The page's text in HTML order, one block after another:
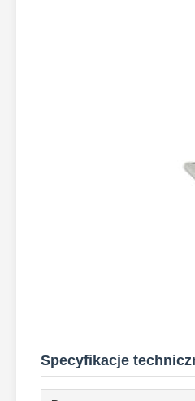
Specyfikacje